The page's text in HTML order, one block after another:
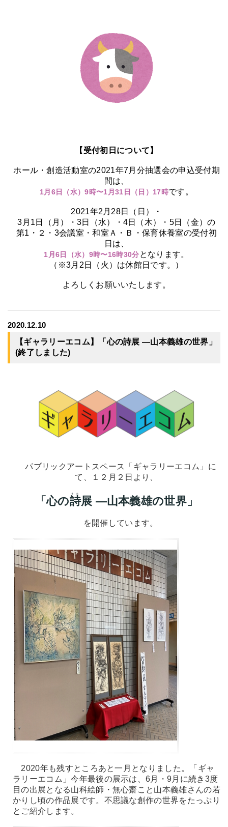
【受付初日 について】
ホール・創造活動室の2021年7月分抽選会の申込受付期
間は、
1月6日（水）9時〜1月31日（日）17時です。
2021年2月28日（日）・
3月1日（月）・3日（水）・4日（木）・5日（金）の
第1・２・3会議室・和室Ａ・Ｂ・保育休養室の受付初
日 は、
1月6日（水）9時〜16時30分となります。
（※3月2日（火）は休館日です。）
よろしくお願いいたします。
2020.12.10
【ギャラリーエコム】「心の詩展 ―山本義雄の世界」
(終了しました)
パブリックアートスペース「ギャラリーエコム」に
て、１２月２日より、
「心の詩
うた
展 ―山本義雄の世界」
を開催しています。
2020年も残すところあと一月となりました。「ギャ
ラリーエコム」今年最後の展示は、6月・9月に続き3度
目の出展となる山科絵師・無心齋こと山本義雄さんの若
かりし頃の作品展です。不思議な創作の世界をたっぷり
とご紹介します。